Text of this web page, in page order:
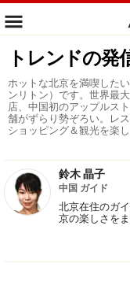
トレンドの発
ホットな北京を満喫した
ンリトン）です。世界最
店、中国初のアップルス
舗がずらり勢ぞろい。レ
ショッピング＆観光を楽し
鈴木 晶子
中国 ガイド
北京在住のガ
京の楽しさを